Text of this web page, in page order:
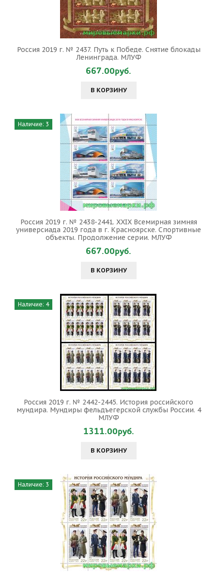
Россия 2019 г. № 2437. Путь к Победе. Снятие блокады
Ленинграда. МЛУФ
667.00руб.
В КОРЗИНУ
Наличие: 3
Россия 2019 г. № 2438-2441. XXIX Всемирная зимняя
универсиада 2019 года в г. Красноярске. Спортивные
объекты. Продолжение серии. МЛУФ
667.00руб.
В КОРЗИНУ
Наличие: 4
Россия 2019 г. № 2442-2445. История российского
мундира. Мундиры фельдъегерской службы России. 4
МЛУФ
1311.00руб.
В КОРЗИНУ
Наличие: 3